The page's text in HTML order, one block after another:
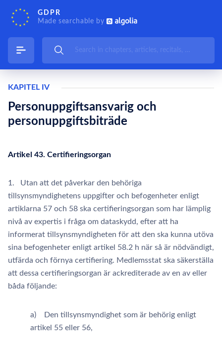
GDPR
Made searchable by
KAPITEL IV
Personuppgiftsansvarig och
personuppgiftsbiträde
Artikel 43. Certifieringsorgan
1. Utan att det påverkar den behöriga
tillsynsmyndighetens uppgifter och befogenheter enligt
artiklarna 57 och 58 ska certifieringsorgan som har lämplig
nivå av expertis i fråga om dataskydd, efter att ha
informerat tillsynsmyndigheten för att den ska kunna utöva
sina befogenheter enligt artikel 58.2 h när så är nödvändigt,
utfärda och förnya certifiering. Medlemsstat ska säkerställa
att dessa certifieringsorgan är ackrediterade av en av eller
båda följande:
a) Den tillsynsmyndighet som är behörig enligt
artikel 55 eller 56,